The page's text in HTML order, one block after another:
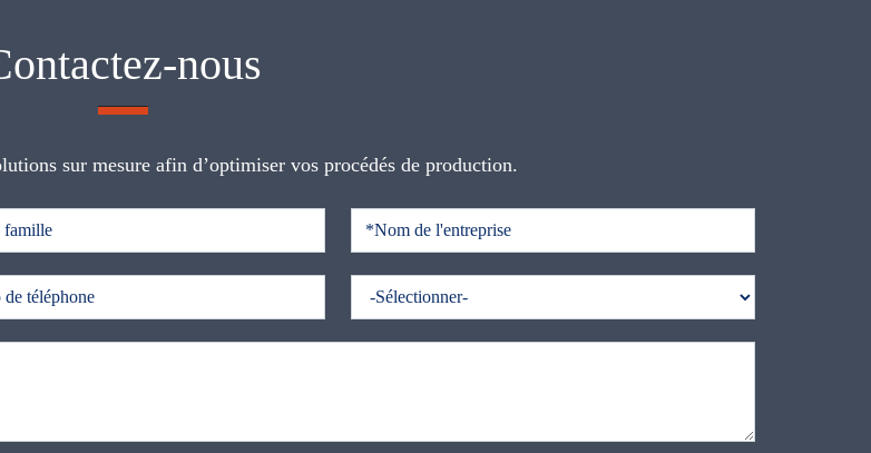
nous
sur mesure afin d’optimiser vos procédés de production.